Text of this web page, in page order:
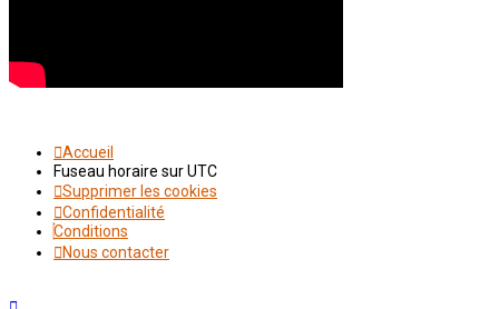
Accueil
Fuseau horaire surUTC
Supprimer les cookies
Confidentialité
Conditions
Nous contacter